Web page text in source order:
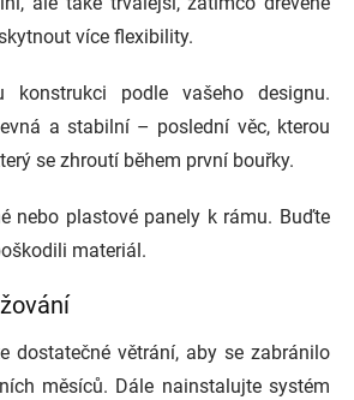
více flexibility.
konstrukci podle vašeho designu.
a stabilní – poslední věc, kterou
se zhroutí během první bouřky.
nebo plastové panely k rámu. Buďte
materiál.
dostatečné větrání, aby se zabránilo
měsíců. Dále nainstalujte systém